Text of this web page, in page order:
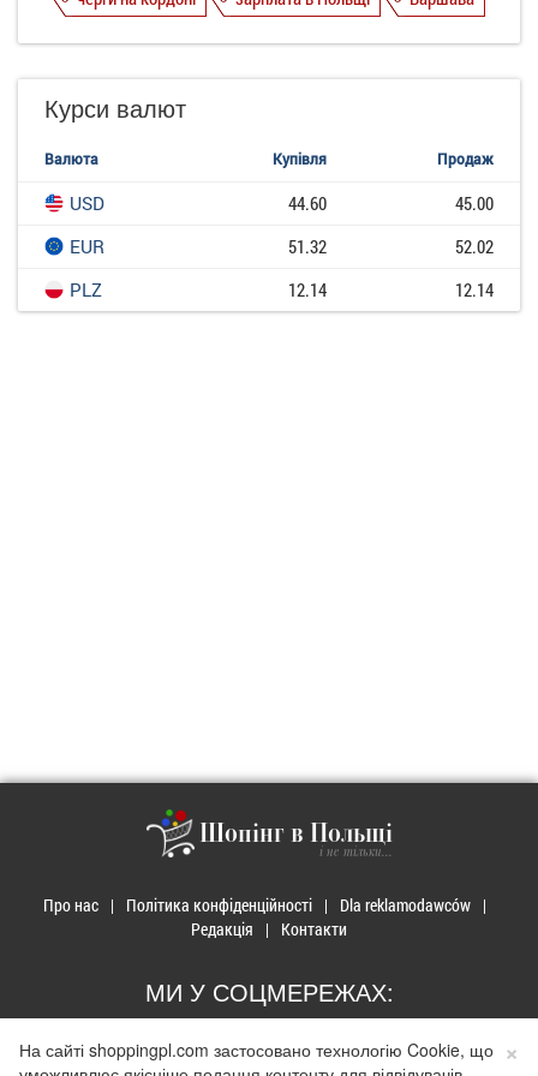
Курси валют
Валюта Купівля Продаж
USD 44.60
45.00
EUR
51.32
52.02
PLZ
12.14 12.14
Шопінг в Польщі
і не тільки...
Про нас Політика конфіденційності
Dla reklamodawców
Редакція
Контакти
МИ У СОЦМЕРЕЖАХ:
×
На сайті shoppingpl.com застосовано технологію Cookie, що